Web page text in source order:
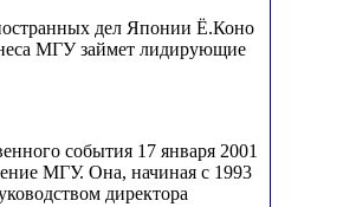
дел Японии Ё.Коно
МГУ займет лидирующие
события 17 января 2001
МГУ. Она, начиная с 1993
директора